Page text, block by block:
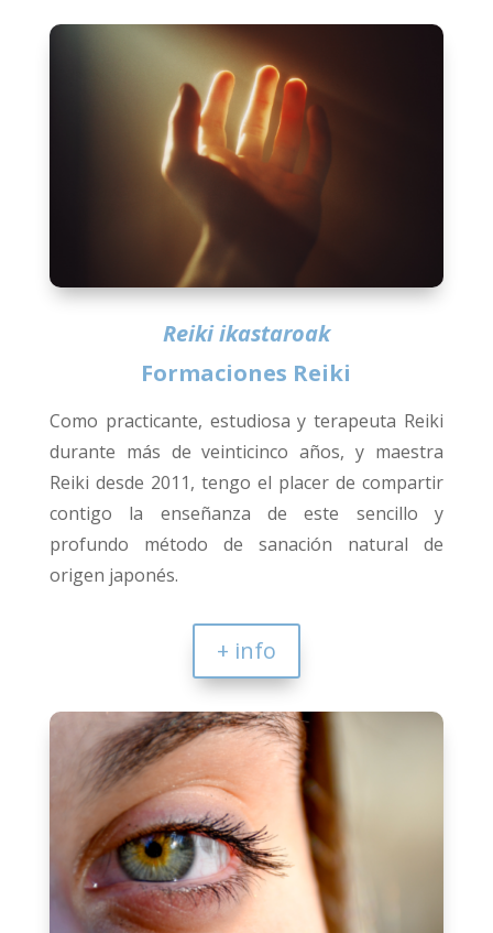
Reiki ikastaroak
Formaciones Reiki
Como practicante, estudiosa y terapeuta Reiki
durante más de veinticinco años, y maestra
Reiki desde 2011, tengo el placer de compartir
contigo la enseñanza de este sencillo y
profundo método de sanación natural de
origen japonés.
+ info